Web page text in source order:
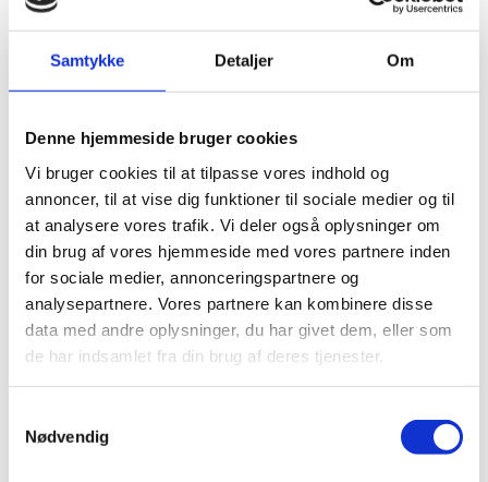
Samtykke Detaljer Om
Denne hjemmeside bruger cookies
Vi bruger cookies til at tilpasse vores indhold og
annoncer, til at vise dig funktioner til sociale medier og til
at analysere vores trafik. Vi deler også oplysninger om
din brug af vores hjemmeside med vores partnere inden
for sociale medier, annonceringspartnere og
analysepartnere. Vores partnere kan kombinere disse
data med andre oplysninger, du har givet dem, eller som
de har indsamlet fra din brug af deres tjenester.
Nødvendig
Behandling af data og personoplysninger
Klagevejledning
Hjælp til administration
Har du spørgsmål til afrapportering eller bilag,
kontaktBevillingsenheden Svendborg